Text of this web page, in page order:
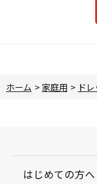
ホーム > 家庭用 > ド
はじめての方へ